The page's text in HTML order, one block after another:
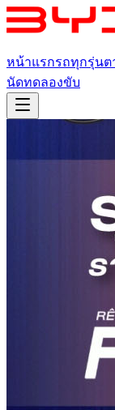
หน้าแรกรถทุกรุ่นต
นัดทดลองขับ